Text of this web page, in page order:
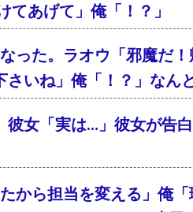
あげて」俺「！？」
った。ラオウ「邪魔だ！
ね」俺「！？」なんと
女「実は…」彼女が告
から担当を変える」俺「